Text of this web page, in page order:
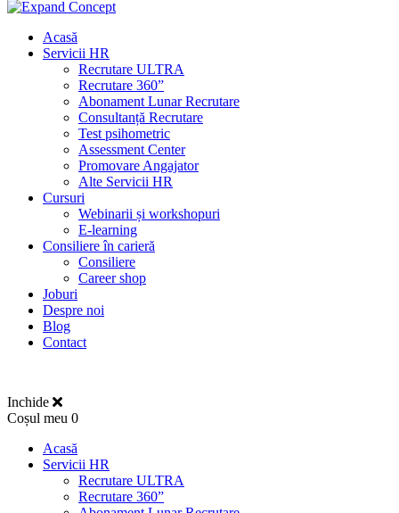
Acasă
Servicii HR
Recrutare ULTRA
Recrutare 360”
Abonament Lunar Recrutare
Consultanță Recrutare
Test psihometric
Assessment Center
Promovare Angajator
Alte Servicii HR
Cursuri
Webinarii și workshopuri
E-learning
Consiliere în carieră
Consiliere
Career shop
Joburi
Despre noi
Blog
Contact
Inchide
Coșul meu 0
Acasă
Servicii HR
Recrutare ULTRA
Recrutare 360”